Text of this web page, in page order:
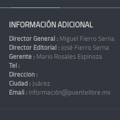
INFORMACIÓN ADICIONAL
Director General : Miguel Fierro Serna
Director Editorial : José Fierro Serna
Gerente : Mario Rosales Espinoza
Tel :
Dirección :
Ciudad : Juárez
Email : información@puentelibre.mx